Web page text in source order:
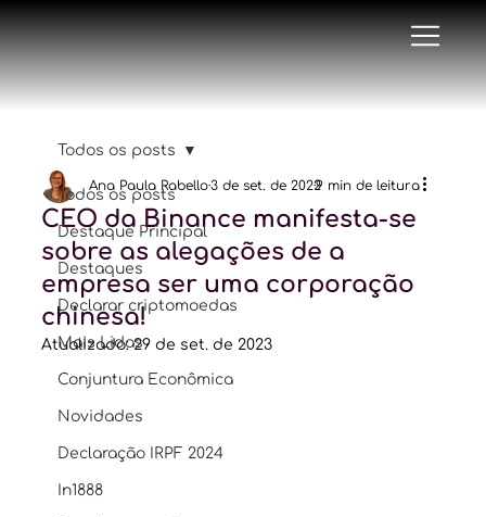
Todos os posts
Destaque Principal
Destaques
Declarar criptomoedas
Mais Lidas
Conjuntura Econômica
Novidades
Declaração IRPF 2024
In1888
Todos os posts
CEO da Binance manifesta-se
sobre as alegações de a
empresa ser uma corporação
chinesa!
Ana Paula Rabello3 de set. de 20229 min de leitura
Atualizado:29 de set. de 2023